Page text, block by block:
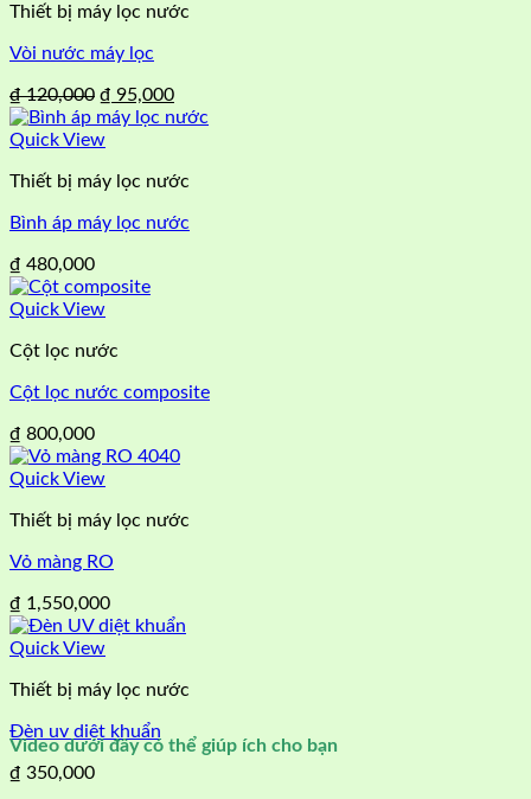
Thiết bị máy lọc nước
Vòi nước máy lọc
₫120,000 Giá
gốc
là:
₫ 95,000Giá
hiện
₫ 95,000.
Quick View
Thiết bị máy lọc nước
Bình áp máy lọc nước
₫ 480,000
Quick View
Cột lọc nước
Cột lọc nước composite
₫ 800,000
Quick View
Thiết bị máy lọc nước
Vỏ màng RO
₫ 1,550,000
Quick View
Thiết bị máy lọc nước
Đèn uv diệt khuẩn
₫ 350,000
Video dưới đây có thể giúp ích cho bạn